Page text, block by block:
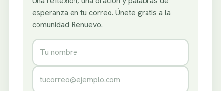
esperanza en tu correo. Únete gratis a la
comunidad Renuevo.
Nombre
Correo electrónico